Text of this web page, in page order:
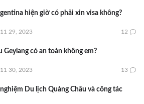
hiện giờ có phải xin visa không?
29, 2023 12
Geylang có an toàn không em?
30, 2023 13
Du lịch Quảng Châu và công tác